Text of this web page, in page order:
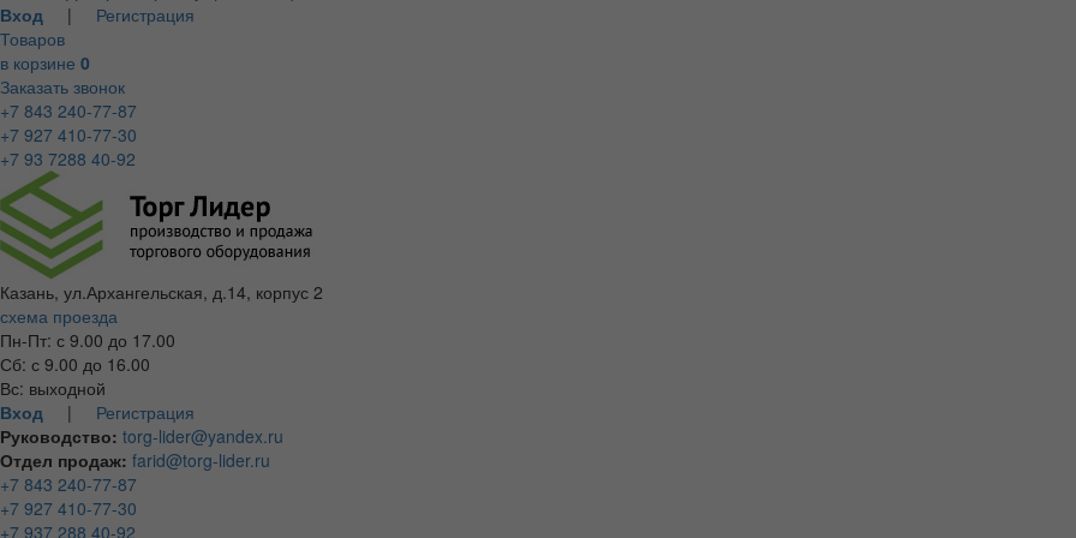
Вход | Регистрация
Товаров
в корзине 0
Заказать звонок
+7 843 240-77-87
+7 927 410-77-30
+7 93 7288 40-92
Казань, ул.Архангельская, д.14, корпус 2
схема проезда
Пн-Пт: с 9.00 до 17.00
Сб: с 9.00 до 16.00
Вс: выходной
Вход | Регистрация
Руководство: torg-lider@yandex.ru
Отдел продаж: farid@torg-lider.ru
+7 843 240-77-87
+7 927 410-77-30
+7 937 288 40-92